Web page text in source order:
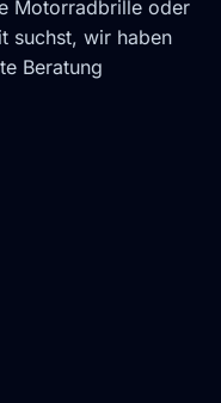
Motorradbrille oder
suchst, wir haben
Beratung